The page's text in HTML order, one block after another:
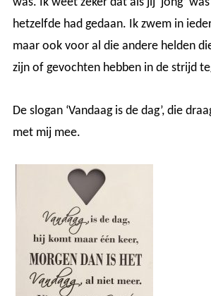
was. Ik weet zeker dat als jij ‘jong’
hetzelfde had gedaan. Ik zwem in
maar ook voor al die andere helden
zijn of gevochten hebben in de strijd
De slogan ‘Vandaag is de dag’, die
met mij mee.